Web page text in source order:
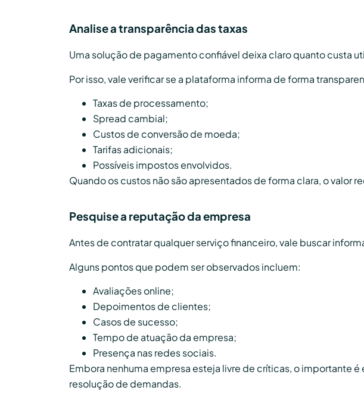
Analise a transparência das taxas
Uma solução de pagamento confiável deixa claro quanto custa
Por isso, vale verificar se a plataforma informa de forma
Taxas de processamento;
Spread cambial;
Custos de conversão de moeda;
Tarifas adicionais;
Possíveis impostos envolvidos.
Quando os custos não são apresentados de forma clara, o valor
Pesquise a reputação da empresa
Antes de contratar qualquer serviço financeiro, vale buscar
Alguns pontos que podem ser observados incluem:
Avaliações online;
Depoimentos de clientes;
Casos de sucesso;
Tempo de atuação da empresa;
Presença nas redes sociais.
Embora nenhuma empresa esteja livre de críticas, o importante
resolução de demandas.